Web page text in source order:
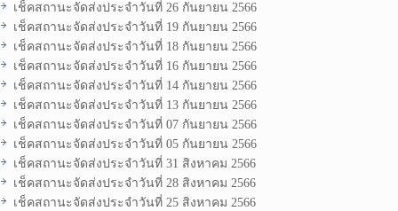
เช็คสถานะจัดส่งประจำวันที่ 26 กันยายน 2566
เช็คสถานะจัดส่งประจำวันที่ 19 กันยายน 2566
เช็คสถานะจัดส่งประจำวันที่ 18 กันยายน 2566
เช็คสถานะจัดส่งประจำวันที่ 16 กันยายน 2566
เช็คสถานะจัดส่งประจำวันที่ 14 กันยายน 2566
เช็คสถานะจัดส่งประจำวันที่ 13 กันยายน 2566
เช็คสถานะจัดส่งประจำวันที่ 07 กันยายน 2566
เช็คสถานะจัดส่งประจำวันที่ 05 กันยายน 2566
เช็คสถานะจัดส่งประจำวันที่ 31 สิงหาคม 2566
เช็คสถานะจัดส่งประจำวันที่ 28 สิงหาคม 2566
เช็คสถานะจัดส่งประจำวันที่ 25 สิงหาคม 2566